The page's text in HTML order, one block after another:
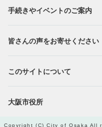
手続きやイベントのご案内
皆さんの声をお寄せください
このサイトについて
大阪市役所
Copyright (C) City of Osaka All